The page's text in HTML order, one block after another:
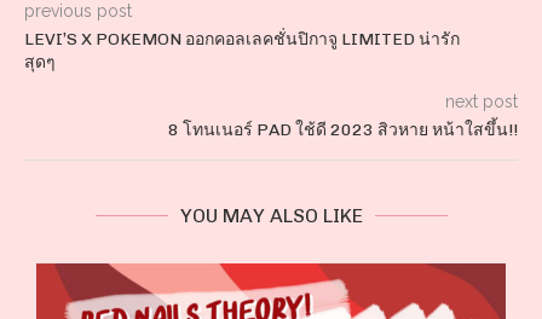
previous post
LEVI’S X POKEMON ออกคอลเลคชั่นปิกาจู LIMITED น่ารัก
สุดๆ
next post
8 โทนเนอร์ PAD ใช้ดี 2023 สิวหาย หน้าใสขึ้น!!
YOU MAY ALSO LIKE